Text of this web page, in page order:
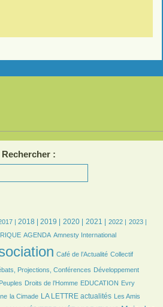
Rechercher :
| 2018 | 2019 | 2020 | 2021 | 2022 | 2023 |
AGENDA Amnesty International
Café de l’Actualité Collectif
Projections, Conférences Développement
Droits de l’Homme EDUCATION Evry
la Cimade LA LETTRE actualités Les Amis